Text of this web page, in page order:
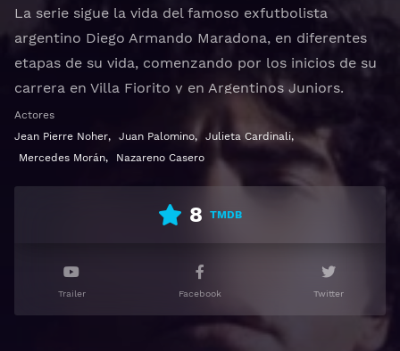
La serie sigue la vida del famoso exfutbolista
argentino Diego Armando Maradona, en diferentes
etapas de su vida, comenzando por los inicios de su
carrera en Villa Fiorito y en Argentinos Juniors.
Ver Maradona: Sueño bendito Gratis HD 1080p 720p |
Idioma español latino, subtitulado, castellano
Actores
Jean Pierre Noher, Juan Palomino, Julieta Cardinali,
Mercedes Morán, Nazareno Casero
8 TMDB
Trailer Facebook Twitter